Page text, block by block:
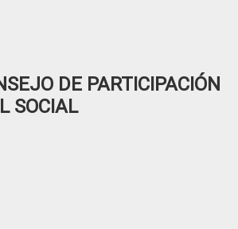
DE PARTICIPACIÓN
SOCIAL